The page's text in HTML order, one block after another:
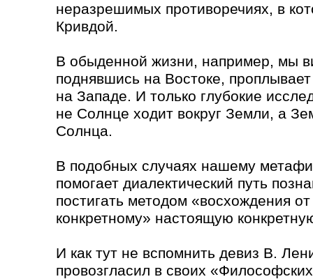
неразрешимых противоречиях, в
Кривдой.
В обыденной жизни, например, мы
поднявшись на Востоке,
на Западе. И только глубокие
не Солнце ходит вокруг Земли, а
Солнца.
В подобных случаях нашему
помогает диалектический путь
постигать методом «восхождения от
конкретному» настоящую
И как тут не вспомнить девиз В.
провозгласил в своих